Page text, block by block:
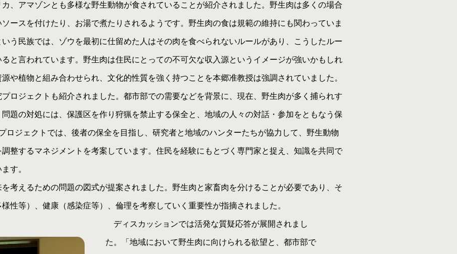
、アマゾンとも多様な野生動物が食されていることが紹介されました。野生肉は多くの場合
ースを付けたり、お湯で煮たりされるようです。野生肉の食は規範の維持にも関わっていま
う民族では、ゾウを最初に仕留めた人はその肉を食べられないルールがあり、こうしたルー
と言われています。野生肉は住民にとっての不可欠な収入源というイメージが強いかもしれ
や植物と組み合わせられ、文化的性質を強く持つことを本郷准教授は強調されていました。
ロジェクトも紹介されました。都市部での需要などを背景に、現在、野生肉が多く捕られす
題の対処には、保護区を作り狩猟を禁止する保全と、地域の人々の対話・参加をともなう保
ロジェクトでは、後者の保全を目指し、研究者と地域のハンターたちが協力して、野生動物
整するマネジメントを考案しています。住民を経験にもとづく専門家と捉え、知識を共同で
す。
考えるための問題の図式が提案されました。野生肉と家畜肉を分けることが必要であり、そ
性等）、健康（感染症等）、倫理を考察していく重要性が指摘されました。
ディスカッションでは活発な質疑応答が展開されまし
た。「地域において野生肉に向けられる欲望と、都市部で